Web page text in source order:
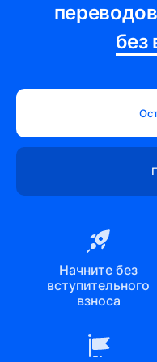
ул.
Ломоносов
Кириши
Гатчина
Гатчина
без
Начните без
вступительного
взноса